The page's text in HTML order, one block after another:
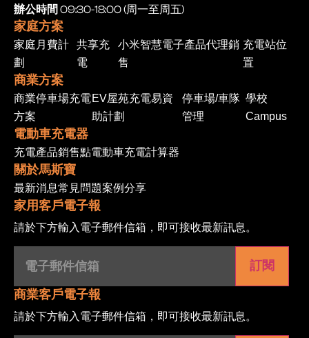
辦公時間 09:30-18:00 (周一至周五)
家庭方案
家庭月費計
劃
共享充
電
小米智慧電子產品代理銷
售
充電站位
置
商業方案
商業停車場充電
方案
EV屋苑充電易資
助計劃
停車場/車隊
管理
學校
Campus
電動車充電器
充電產品銷售點電動車充電計算器
關於馬斯寶
最新消息常見問題案例分享
家用客戶電子報
請於下方輸入電子郵件信箱，即可接收最新訊息。
電
件
信
(Required)
商業客戶電子報
請於下方輸入電子郵件信箱，即可接收最新訊息。